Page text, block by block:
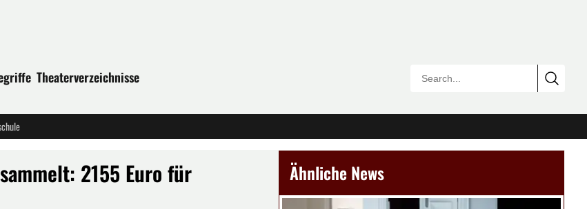
Theaterverzeichnisse
2155 Euro für
Ähnliche News